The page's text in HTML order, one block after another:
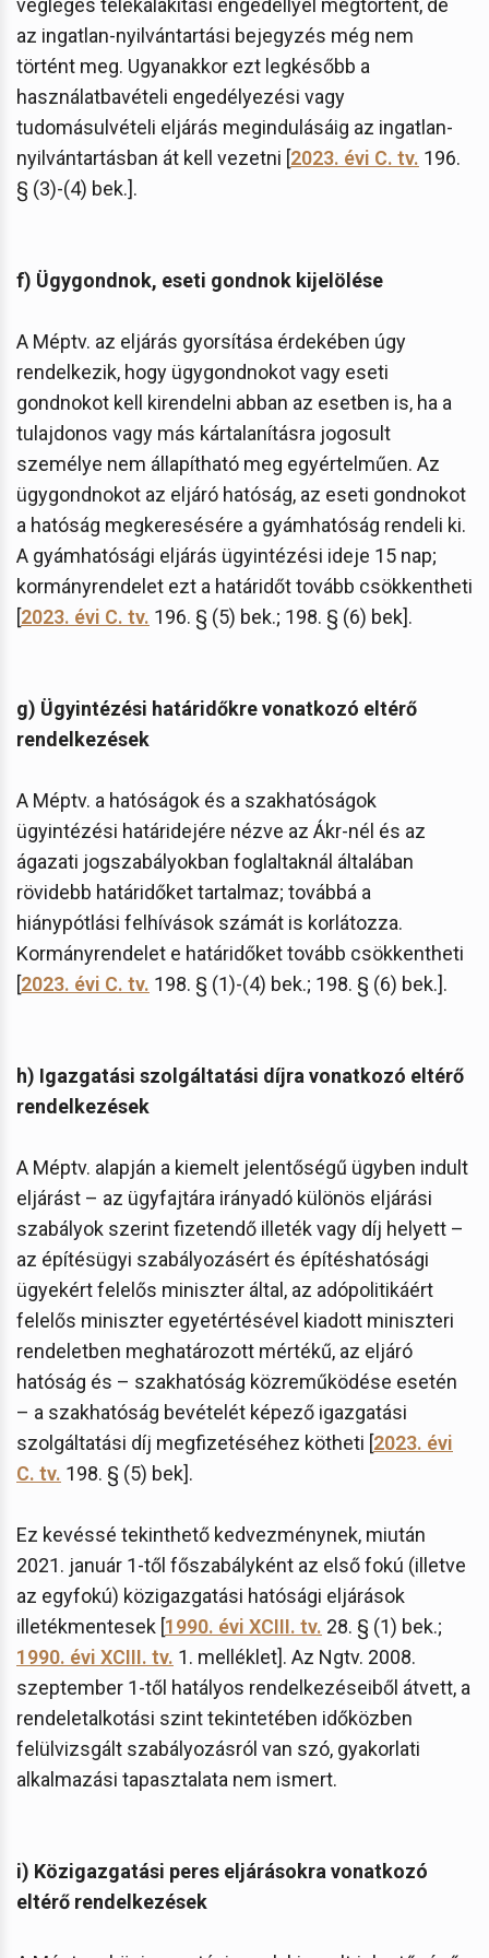
az ingatlan-nyilvántartási bejegyzés még nem
történt meg. Ugyanakkor ezt legkésőbb a
használatbavételi engedélyezési vagy
tudomásulvételi eljárás megindulásáig az ingatlan-
nyilvántartásban át kell vezetni [2023. évi C. tv. 196.
§ (3)-(4) bek.].
f) Ügygondnok, eseti gondnok kijelölése
A Méptv. az eljárás gyorsítása érdekében úgy
rendelkezik, hogy ügygondnokot vagy eseti
gondnokot kell kirendelni abban az esetben is, ha a
tulajdonos vagy más kártalanításra jogosult
személye nem állapítható meg egyértelműen. Az
ügygondnokot az eljáró hatóság, az eseti gondnokot
a hatóság megkeresésére a gyámhatóság rendeli ki.
A gyámhatósági eljárás ügyintézési ideje 15 nap;
kormányrendelet ezt a határidőt tovább csökkentheti
[2023. évi C. tv. 196. § (5) bek.; 198. § (6) bek].
g) Ügyintézési határidőkre vonatkozó eltérő
rendelkezések
A Méptv. a hatóságok és a szakhatóságok
ügyintézési határidejére nézve az Ákr-nél és az
ágazati jogszabályokban foglaltaknál általában
rövidebb határidőket tartalmaz; továbbá a
hiánypótlási felhívások számát is korlátozza.
Kormányrendelet e határidőket tovább csökkentheti
[2023. évi C. tv. 198. § (1)-(4) bek.; 198. § (6) bek.].
h) Igazgatási szolgáltatási díjra vonatkozó eltérő
rendelkezések
A Méptv. alapján a kiemelt jelentőségű ügyben indult
eljárást – az ügyfajtára irányadó különös eljárási
szabályok szerint fizetendő illeték vagy díj helyett –
az építésügyi szabályozásért és építéshatósági
ügyekért felelős miniszter által, az adópolitikáért
felelős miniszter egyetértésével kiadott miniszteri
rendeletben meghatározott mértékű, az eljáró
hatóság és – szakhatóság közreműködése esetén
– a szakhatóság bevételét képező igazgatási
szolgáltatási díj megfizetéséhez kötheti [2023. évi
C. tv. 198. § (5) bek].
Ez kevéssé tekinthető kedvezménynek, miután
2021. január 1-től főszabályként az első fokú (illetve
az egyfokú) közigazgatási hatósági eljárások
illetékmentesek [1990. évi XCIII. tv. 28. § (1) bek.;
1990. évi XCIII. tv. 1. melléklet]. Az Ngtv. 2008.
szeptember 1-től hatályos rendelkezéseiből átvett, a
rendeletalkotási szint tekintetében időközben
felülvizsgált szabályozásról van szó, gyakorlati
alkalmazási tapasztalata nem ismert.
i) Közigazgatási peres eljárásokra vonatkozó
eltérő rendelkezések